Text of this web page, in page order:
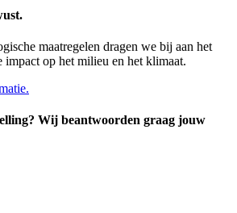
maatregelen dragen we bij aan het
impact op het milieu en het klimaat.
Wij beantwoorden graag jouw